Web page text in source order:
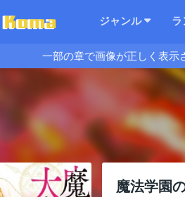
ジャンル ラ
一部の章で画像が正しく表示
魔法学園